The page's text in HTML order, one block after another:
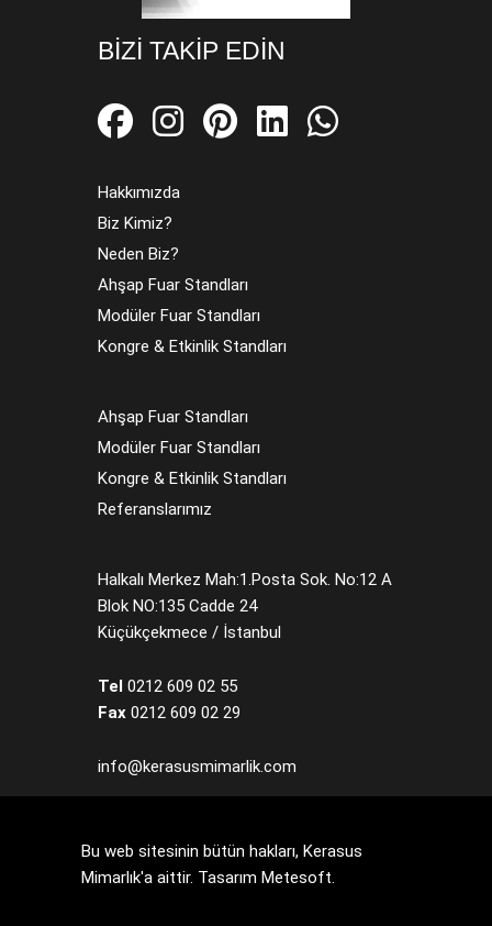
BIZI TAKIP EDIN
Hakkımızda
Biz Kimiz?
Neden Biz?
Ahşap Fuar Standları
Modüler Fuar Standları
Kongre & Etkinlik Standları
Ahşap Fuar Standları
Modüler Fuar Standları
Kongre & Etkinlik Standları
Referanslarımız
Halkalı Merkez Mah:1.Posta Sok. No:12 A
Blok NO:135 Cadde 24
Küçükçekmece / İstanbul
Tel 0212 609 02 55
Fax 0212 609 02 29
info@kerasusmimarlik.com
Bu web sitesinin bütün hakları, Kerasus
Mimarlık'a aittir. Tasarım Metesoft.